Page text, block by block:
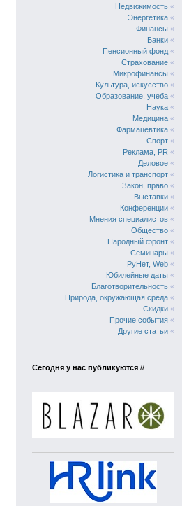
Недвижимость «
Энергетика «
Финансы «
Банки «
Пенсионный фонд «
Страхование «
Микрофинансы «
Культура, искусство «
Образование, учеба «
Наука «
Медицина «
Фармацевтика «
Спорт «
Реклама, PR «
Деловое «
Логистика и транспорт «
Закон, право «
Выставки «
Конференции «
Мнения специалистов «
Общество «
Народный фронт «
Семинары «
РуНет, Web «
Юбилейные даты «
Благотворительность «
Природа, окружающая среда «
Скидки «
Прочие события «
Другие статьи «
Сегодня у нас публикуются //